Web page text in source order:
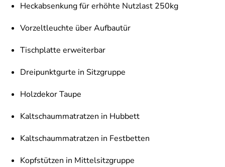
Heckabsenkung für erhöhte Nutzlast 250kg
Vorzeltleuchte über Aufbautür
Tischplatte erweiterbar
Dreipunktgurte in Sitzgruppe
Holzdekor Taupe
Kaltschaummatratzen in Hubbett
Kaltschaummatratzen in Festbetten
Kopfstützen in Mittelsitzgruppe